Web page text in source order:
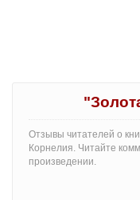
Отзывы читателей о
Корнелия. Читайте
произведении.